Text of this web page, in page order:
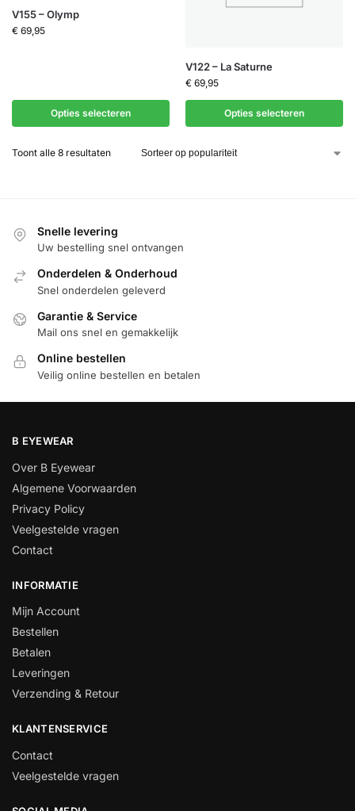
V155 – Olymp
€ 69,95
Opties selecteren
V122 – La Saturne
€ 69,95
Opties selecteren
Toont alle 8 resultaten
Snelle levering
Uw bestelling snel ontvangen
Onderdelen & Onderhoud
Snel onderdelen geleverd
Garantie & Service
Mail ons snel en gemakkelijk
Online bestellen
Veilig online bestellen en betalen
B EYEWEAR
Over B Eyewear
Algemene Voorwaarden
Privacy Policy
Veelgestelde vragen
Contact
INFORMATIE
Mijn Account
Bestellen
Betalen
Leveringen
Verzending & Retour
KLANTENSERVICE
Contact
Veelgestelde vragen